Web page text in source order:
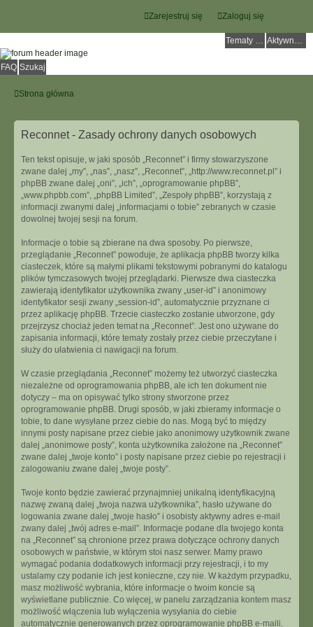
Zaloguj się
Zarejestruj się
Tematy bez odpowiedzi Aktywne tematy
FAQ Szukaj
Strona główna
Reconnet - Zasady ochrony danych osobowych
Ten tekst opisuje, w jaki sposób „Reconnet” i firmy stowarzyszone
zwane dalej „my”, „nas”, „nasz”, „Reconnet”, „http://www.reconnet.pl” i
phpBB zwane dalej „oni”, „ich”, „oprogramowanie phpBB”,
„www.phpbb.com”, „phpBB Limited”, „Zespoły phpBB”, korzystają z
informacji zwanymi dalej „informacjami o tobie” zebranych w czasie
dowolnej twojej sesji na forum.
Informacje o tobie są zbierane na dwa sposoby. Po pierwsze,
przeglądanie „Reconnet” powoduje, że aplikacja phpBB tworzy kilka
ciasteczek, które są małymi plikami tekstowymi pobranymi do katalogu
plików tymczasowych twojej przeglądarki. Pierwsze dwa ciasteczka
zawierają identyfikator użytkownika zwany „user-id” i anonimowy
identyfikator sesji zwany „session-id”, automatycznie przyznane ci
przez aplikację phpBB. Trzecie ciasteczko zostanie utworzone, gdy
przejrzysz chociaż jeden temat na „Reconnet”. Jest ono używane do
zapisania informacji, które tematy zostały przez ciebie przeczytane i
służy do ułatwienia ci nawigacji na forum.
W czasie przeglądania „Reconnet” możemy też utworzyć ciasteczka
niezależne od oprogramowania phpBB, ale ich ten dokument nie
dotyczy – ma on opisywać tylko strony stworzone przez
oprogramowanie phpBB. Drugi sposób, w jaki zbieramy informacje o
tobie, to dane wysyłane przez ciebie do nas. Mogą być to między
innymi posty napisane przez ciebie jako anonimowy użytkownik zwane
dalej „anonimowe posty”, konta użytkownika założone na „Reconnet”
zwane dalej „twoje konto” i posty napisane przez ciebie po rejestracji i
zalogowaniu zwane dalej „twoje posty”.
Twoje konto będzie zawierać przynajmniej unikalną identyfikacyjną
nazwę zwaną dalej „twoja nazwa użytkownika”, hasło używane do
logowania zwane dalej „twoje hasło” i osobisty aktywny adres e-mail
zwany dalej „twój adres e-mail”. Informacje podane dla twojego konta
na „Reconnet” są chronione przez prawa dotyczące ochrony danych
osobowych w państwie, w którym stoi nasz serwer. Mamy prawo
wymagać podania dodatkowych informacji przy rejestracji, i to my
ustalamy czy podanie ich jest konieczne, czy nie. W każdym przypadku,
masz możliwość wybrania, które informacje o twoim koncie są
wyświetlane publicznie. Co więcej, w panelu zarządzania kontem masz
możliwość włączenia lub wyłączenia wysyłania do ciebie
automatycznie generowanych przez oprogramowanie phpBB e-maili.